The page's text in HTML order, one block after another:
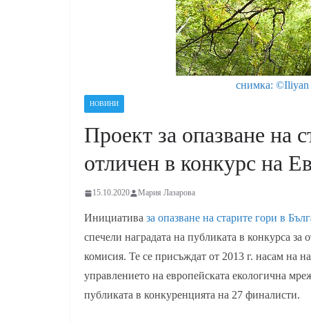
снимка: ©Iliyan
НОВИНИ
Проект за опазване на
отличен в конкурс на
15.10.2020 Мария Лазарова
Инициатива за опазване на старите гори в
спечели наградата на публиката в конкурса
комисия. Те се присъждат от 2013 г. насам на
управлението на европейската екологична
публиката в конкуренцията на 27 финалисти.